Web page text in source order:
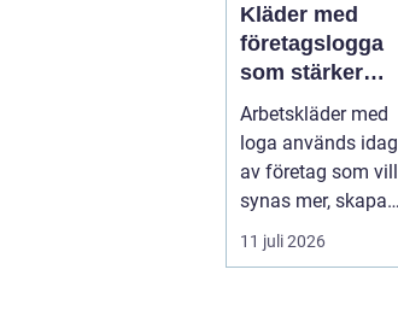
Kläder med
företagslogga
som stärker
varumärket
varje dag
Arbetskläder med
loga används idag
av företag som vill
synas mer, skapa
stolthet inte...
11 juli 2026